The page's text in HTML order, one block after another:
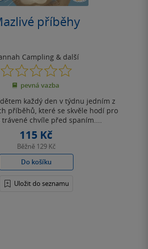
příběhy
Campling & další
0.0
z
5
pevná vazba
každý den v týdnu jedním z
příběhů, které se skvěle hodí pro
trávené chvíle před spaním....
115 Kč
Běžně 129 Kč
Do košíku
Uložit do seznamu